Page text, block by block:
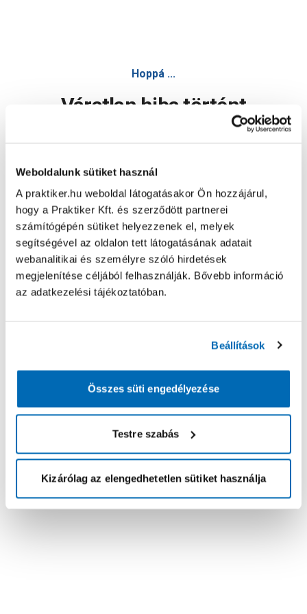
Weboldalunk sütiket használ
A praktiker.hu weboldal látogatásakor Ön hozzájárul,
hogy a Praktiker Kft. és szerződött partnerei
számítógépén sütiket helyezzenek el, melyek
segítségével az oldalon tett látogatásának adatait
webanalitikai és személyre szóló hirdetések
megjelenítése céljából felhasználják. Bővebb információ
az adatkezelési tájékoztatóban.
Beállítások
Összes süti engedélyezése
Testre szabás
Kizárólag az elengedhetetlen sütiket használja
Hoppá ...
Váratlan hiba történt
Oldal újratöltése